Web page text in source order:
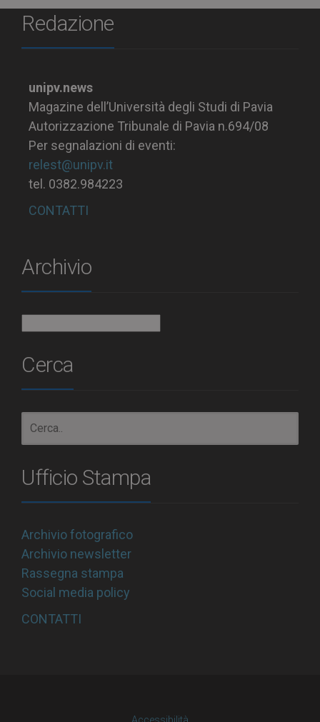
Redazione
unipv.news
Magazine dell’Università degli Studi di Pavia
Autorizzazione Tribunale di Pavia n.694/08
Per segnalazioni di eventi:
relest@unipv.it
tel. 0382.984223
CONTATTI
Archivio
Cerca
Ufficio Stampa
Archivio fotografico
Archivio newsletter
Rassegna stampa
Social media policy
CONTATTI